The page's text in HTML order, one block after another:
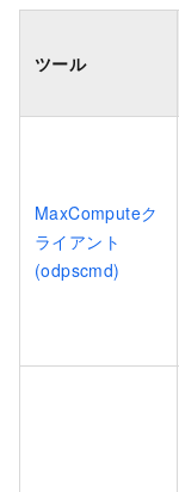
ツール
MaxComputeク
ライアント
(odpscmd)